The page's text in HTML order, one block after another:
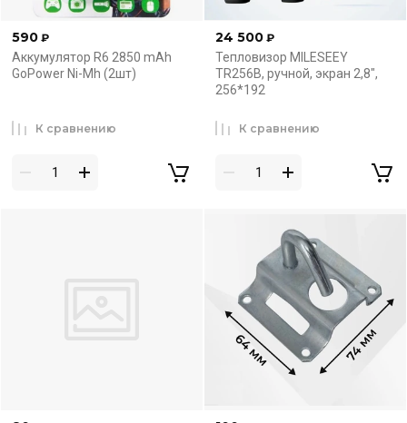
590 ₽
Аккумулятор R6 2850 mAh
GoPower Ni-Mh (2шт)
К сравнению
24 500 ₽
Тепловизор MILESEEY
TR256B, ручной, экран 2,8",
256*192
К сравнению